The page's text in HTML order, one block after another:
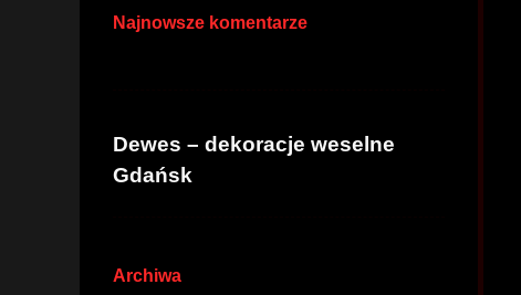
Najnowsze komentarze
Dewes – dekoracje weselne
Gdańsk
Archiwa